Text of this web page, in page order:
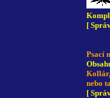
[
Psací
nebo
[